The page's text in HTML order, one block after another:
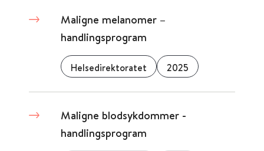
Maligne melanomer –
handlingsprogram
Helsedirektoratet 2025
Maligne blodsykdommer -
handlingsprogram